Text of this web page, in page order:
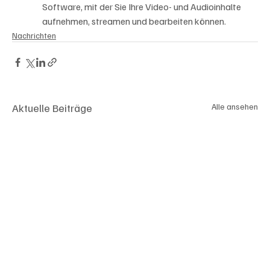
Software, mit der Sie Ihre Video- und Audioinhalte
aufnehmen, streamen und bearbeiten können.
Nachrichten
Aktuelle Beiträge Alle ansehen